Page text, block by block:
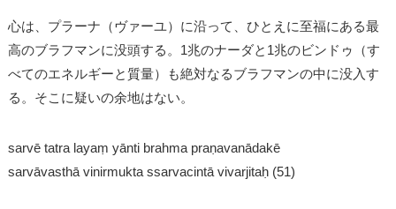
心は、プラーナ（ヴァーユ）に沿って、ひとえに至福にある最
高のブラフマンに没頭する。1兆のナーダと1兆のビンドゥ（す
べてのエネルギーと質量）も絶対なるブラフマンの中に没入す
る。そこに疑いの余地はない。
sarvē tatra layaṃ yānti brahma praṇavanādakē
sarvāvasthā vinirmukta ssarvacintā vivarjitaḥ (51)